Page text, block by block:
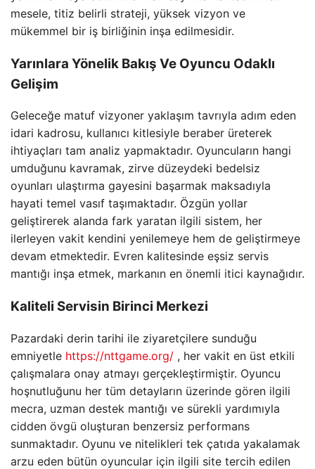
mesele, titiz belirli strateji, yüksek vizyon ve
mükemmel bir iş birliğinin inşa edilmesidir.
Yarınlara Yönelik Bakış Ve Oyuncu Odaklı
Gelişim
Geleceğe matuf vizyoner yaklaşım tavrıyla adım eden
idari kadrosu, kullanıcı kitlesiyle beraber üreterek
ihtiyaçları tam analiz yapmaktadır. Oyuncuların hangi
umduğunu kavramak, zirve düzeydeki bedelsiz
oyunları ulaştırma gayesini başarmak maksadıyla
hayati temel vasıf taşımaktadır. Özgün yollar
geliştirerek alanda fark yaratan ilgili sistem, her
ilerleyen vakit kendini yenilemeye hem de geliştirmeye
devam etmektedir. Evren kalitesinde eşsiz servis
mantığı inşa etmek, markanın en önemli itici kaynağıdır.
Kaliteli Servisin Birinci Merkezi
Pazardaki derin tarihi ile ziyaretçilere sunduğu
emniyetle https://nttgame.org/ , her vakit en üst etkili
çalışmalara onay atmayı gerçekleştirmiştir. Oyuncu
hoşnutluğunu her tüm detayların üzerinde gören ilgili
mecra, uzman destek mantığı ve sürekli yardımıyla
cidden övgü oluşturan benzersiz performans
sunmaktadır. Oyunu ve nitelikleri tek çatıda yakalamak
arzu eden bütün oyuncular için ilgili site tercih edilen